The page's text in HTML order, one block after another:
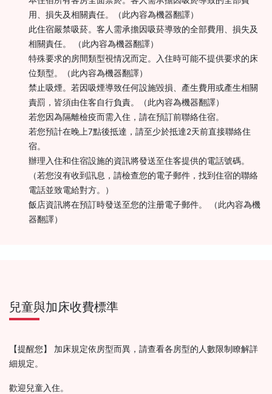
用、損失及相關責任。（此內容為機器翻譯）
此住宿嚴禁吸菸。客人需承擔因吸菸導致的全部費用、損失及
相關責任。 （此內容為機器翻譯）
特殊要求的房間類型視情况而定。入住時可能不提供要求的床
位類型。（此內容為機器翻譯）
禁止吸煙。若因吸煙導致任何設施毀損、產生費用或產生相關
責罰，皆須由住客自行負責。（此內容為機器翻譯）
若您因為隔離檢疫而需入住，請在預訂前聯絡住宿。
若您預計在晚上7點後抵達，請至少於抵達2天前直接聯絡住
宿。
辦理入住和住宿設施的資訊將發送至住客提供的電話號碼。
（若您沒有收到訊息，請檢查您的電子郵件，找到住宿的聯絡
電話並致電給對方。）
飯店資訊將在預訂時發送至您的注册電子郵件。 （此內容為機
器翻譯）
兒童與加床收費標準
【提醒您】 加床規定依房型而異，請查看各房型的人數限制瞭解詳
細規定。
歡迎兒童入住。